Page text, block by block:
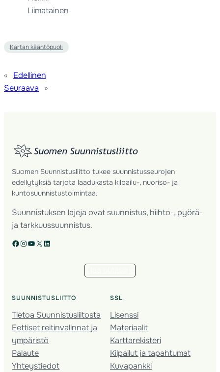
Liimatainen
Kartan kääntöpuoli
«
Edellinen
Seuraava
»
Suomen Suunnistusliitto tukee suunnistusseurojen
edellytyksiä tarjota laadukasta kilpailu-, nuoriso- ja
kuntosuunnistustoimintaa.
Suunnistuksen lajeja ovat suunnistus, hiihto-, pyörä-
ja tarkkuussuunnistus.
Facebook Instagram YouTube X LinkedIn
SUUNNISTUSLIITTO
Tietoa Suunnistusliitosta
Eettiset reitinvalinnat ja
ympäristö
Palaute
Yhteystiedot
SSL
Lisenssi
Materiaalit
Karttarekisteri
Kilpailut ja tapahtumat
Kuvapankki